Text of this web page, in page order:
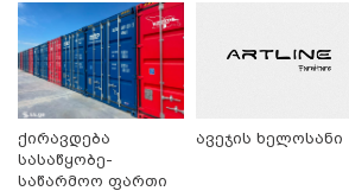
ხდებოდა... აფხაზეთის
ვცდები სამჯერ არის
ერთხელ 10 დღეს არ
ყარყარაშვილი გიორგი
განცხადებაზე
ქირავდება
სასაწყობე-
საწარმოო ფართი
ავეჯის ხელოსანი